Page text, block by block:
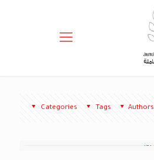
Categories Tags Authors